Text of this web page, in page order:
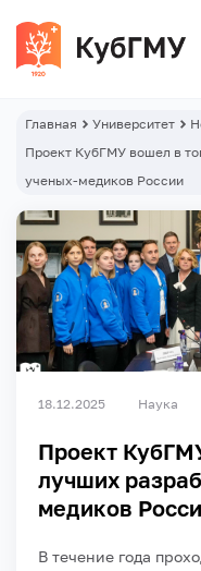
Главная Университет
Проект КубГМУ вошел в
ученых-медиков России
18.12.2025 Наука
Проект
лучших
медиков
В течение года